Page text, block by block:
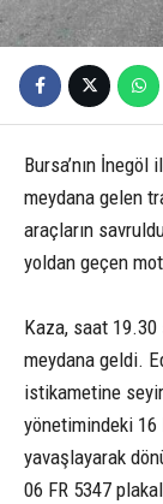
Bursa’nın
meydana gelen
araçların
yoldan geçen
Kaza, saat 19.30
meydana geldi.
istikametine
yönetimindeki 16
yavaşlayarak
06 FR 5347